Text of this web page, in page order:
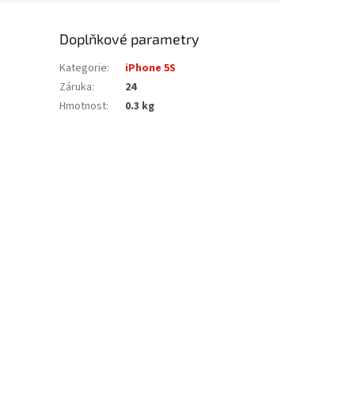
Doplňkové parametry
Kategorie:
iPhone 5S
Záruka:
24
Hmotnost: 0.3 kg